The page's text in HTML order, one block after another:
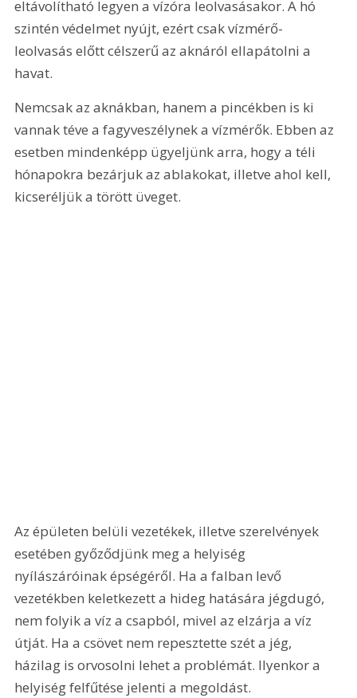
eltávolítható legyen a vízóra leolvasásakor. A hó
szintén védelmet nyújt, ezért csak vízmérő-
leolvasás előtt célszerű az aknáról ellapátolni a
havat.
Nemcsak az aknákban, hanem a pincékben is ki
vannak téve a fagyveszélynek a vízmérők. Ebben az
esetben mindenképp ügyeljünk arra, hogy a téli
hónapokra bezárjuk az ablakokat, illetve ahol kell,
kicseréljük a törött üveget.
Az épületen belüli vezetékek, illetve szerelvények
esetében győződjünk meg a helyiség
nyílászáróinak épségéről. Ha a falban levő
vezetékben keletkezett a hideg hatására jégdugó,
nem folyik a víz a csapból, mivel az elzárja a víz
útját. Ha a csövet nem repesztette szét a jég,
házilag is orvosolni lehet a problémát. Ilyenkor a
helyiség felfűtése jelenti a megoldást.